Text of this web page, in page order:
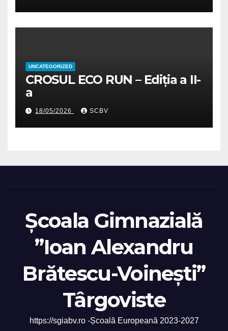
UNCATEGORIZED
CROSUL ECO RUN – Ediția a II-
a
18/05/2026 SCBV
Școala Gimnazială
”Ioan Alexandru
Brătescu-Voinești”
Târgoviste
https://sgiabv.ro -Școală Europeană 2023-2027